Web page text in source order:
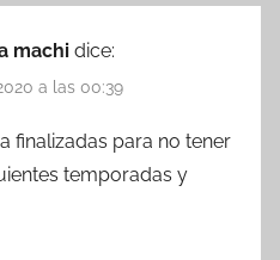
machi dice:
a las 00:39
finalizadas para no tener
temporadas y